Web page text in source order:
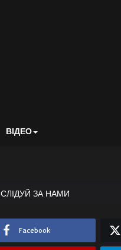
ВІДЕО
СЛІДУЙ ЗА НАМИ
Facebook